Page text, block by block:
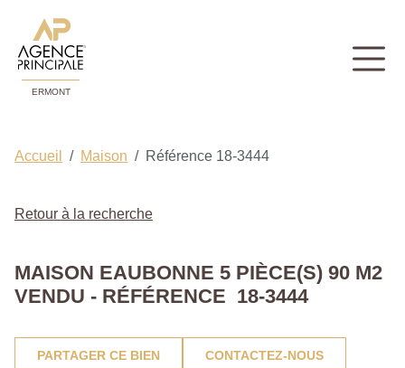
ERMONT
Accueil Maison Référence 18-3444
Retour à la recherche
MAISON EAUBONNE 5 PIÈCE(S) 90 M2
VENDU - RÉFÉRENCE 18-3444
PARTAGER CE BIEN CONTACTEZ-NOUS